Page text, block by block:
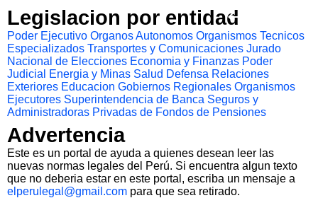
Legislacion por entidad
Poder Ejecutivo Organos Autonomos Organismos Tecnicos
Especializados Transportes y Comunicaciones Jurado
Nacional de Elecciones Economia y Finanzas Poder
Judicial
Energia y Minas Salud Defensa Relaciones
Exteriores Educacion Gobiernos Regionales Organismos
Ejecutores Superintendencia de Banca Seguros y
Administradoras Privadas de Fondos de Pensiones
Advertencia
Este es un portal de ayuda a quienes desean leer las
nuevas normas legales del Perú. Si encuentra algun texto
que no deberia estar en este portal, escriba un mensaje a
elperulegal@gmail.com para que sea retirado.